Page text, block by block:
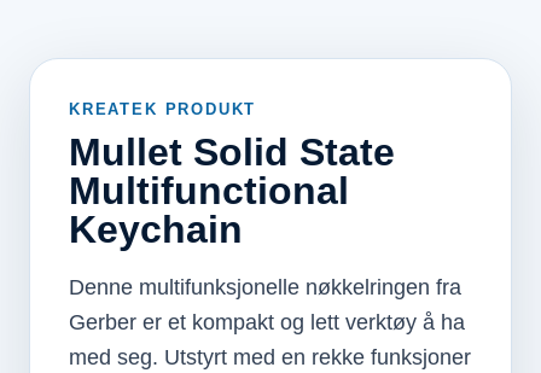
KREATEK PRODUKT
Mullet Solid State
Multifunctional
Keychain
Denne multifunksjonelle nøkkelringen fra
Gerber er et kompakt og lett verktøy å ha
med seg. Utstyrt med en rekke funksjoner